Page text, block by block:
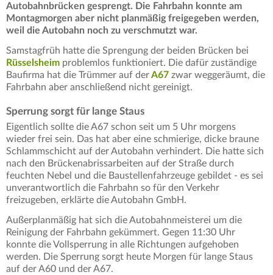
Autobahnbrücken gesprengt. Die Fahrbahn konnte am
Montagmorgen aber nicht planmäßig freigegeben werden,
weil die Autobahn noch zu verschmutzt war.
Samstagfrüh hatte die Sprengung der beiden Brücken bei
Rüsselsheim problemlos funktioniert. Die dafür zuständige
Baufirma hat die Trümmer auf derA67 zwar weggeräumt, die
Fahrbahn aber anschließend nicht gereinigt.
Sperrung sorgt für lange Staus
Eigentlich sollte die A67 schon seit um 5 Uhr morgens
wieder frei sein. Das hat aber eine schmierige, dicke braune
Schlammschicht auf der Autobahn verhindert. Die hatte sich
nach den Brückenabrissarbeiten auf der Straße durch
feuchten Nebel und die Baustellenfahrzeuge gebildet - es sei
unverantwortlich die Fahrbahn so für den Verkehr
freizugeben, erklärte die Autobahn GmbH.
Außerplanmäßig hat sich die Autobahnmeisterei um die
Reinigung der Fahrbahn gekümmert. Gegen 11:30 Uhr
konnte die Vollsperrung in alle Richtungen aufgehoben
werden. Die Sperrung sorgt heute Morgen für lange Staus
auf der A60 und der A67.